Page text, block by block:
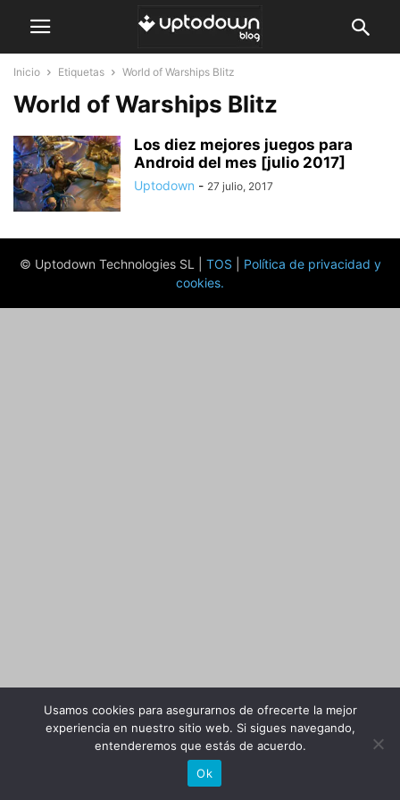
Inicio Etiquetas World of Warships Blitz
World of Warships Blitz
Los diez mejores juegos para
Android del mes [julio 2017]
Uptodown - 27 julio, 2017
© Uptodown Technologies SL | TOS
Política de privacidad y
cookies.
Usamos cookies para asegurarnos de ofrecerte la mejor
experiencia en nuestro sitio web. Si sigues navegando,
entenderemos que estás de acuerdo.
Ok